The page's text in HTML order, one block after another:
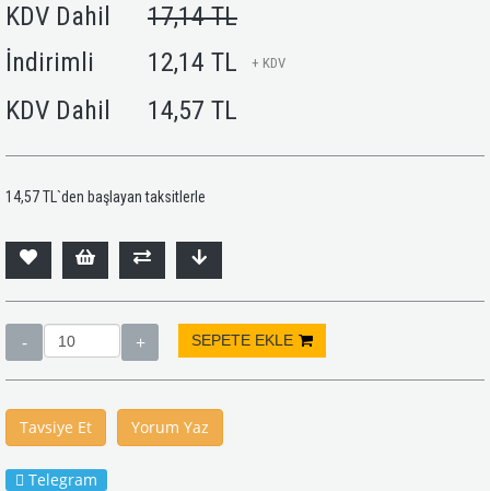
KDV Dahil
17,14 TL
İndirimli
12,14 TL + KDV
KDV Dahil 14,57 TL
14,57 TL `den başlayan taksitlerle
Tavsiye Et Yorum Yaz
Telegram